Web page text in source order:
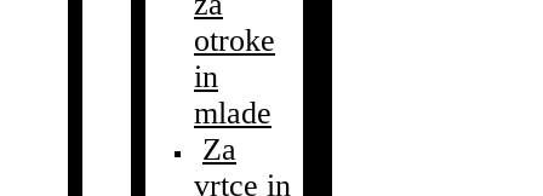
otroke
in
mlade
Za
vrtce in